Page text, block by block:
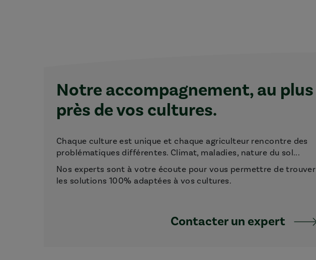
Notre accompagnement, au plus
près de vos cultures.
Chaque culture est unique et chaque agriculteur rencontre des
problématiques différentes. Climat, maladies, nature du sol...
Nos experts sont à votre écoute pour vous permettre de trouver
les solutions 100% adaptées à vos cultures.
Contacter un expert